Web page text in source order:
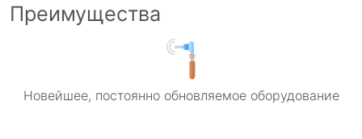
Преимущества
Новейшее, постоянно обновляемое оборудование